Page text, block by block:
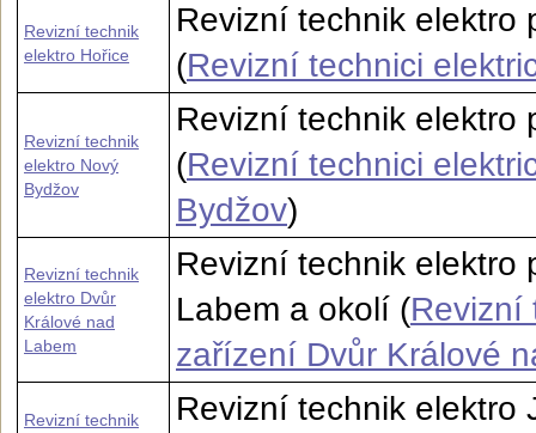
Revizní technik
elektro Hořice
Revizní technik elektro
(Revizní technici
Revizní technik
elektro Nový
Bydžov
Revizní technik elektro
(Revizní technici
Bydžov)
Revizní technik
elektro Dvůr
Králové nad
Labem
Revizní technik elektro
Labem a okolí (Revizní
zařízení Dvůr Králové
Revizní technik
Revizní technik elektro